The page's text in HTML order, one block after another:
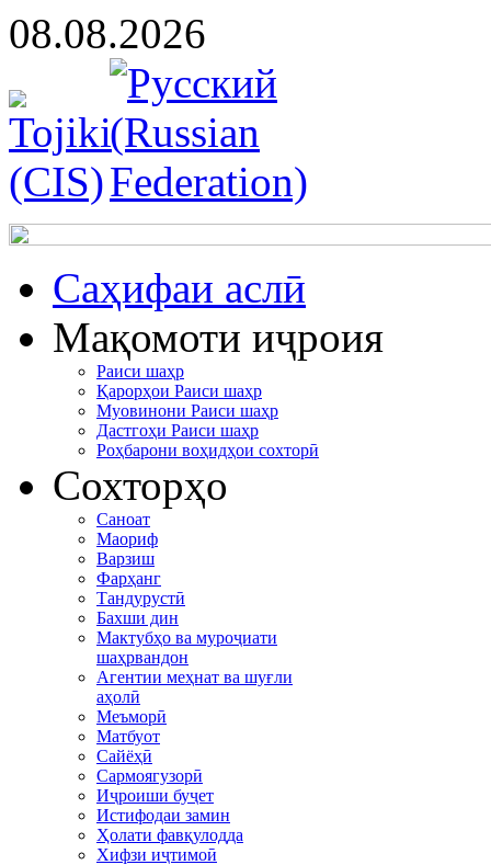
08.08.2026
Cаҳифаи аслӣ
Мақомоти иҷроия
Раиси шаҳр
Қарорҳои Раиси шаҳр
Муовинони Раиси шаҳр
Дастгоҳи Раиси шаҳр
Роҳбарони воҳидҳои сохторӣ
Сохторҳо
Саноат
Маориф
Варзиш
Фарҳанг
Тандурустӣ
Бахши дин
Мактубҳо ва муроҷиати
шаҳрвандон
Агентии меҳнат ва шуғли
аҳолӣ
Меъморӣ
Матбуот
Сайёҳӣ
Сармоягузорӣ
Иҷроиши буҷет
Истифодаи замин
Ҳолати фавқулодда
Хифзи иҷтимоӣ